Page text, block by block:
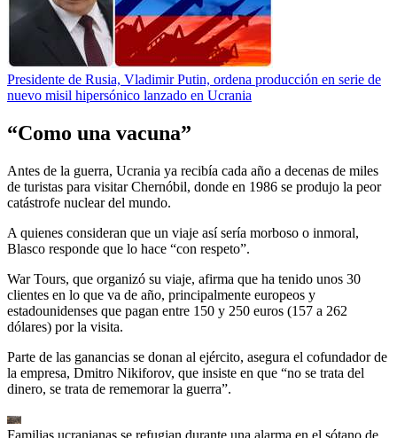
Presidente de Rusia, Vladimir Putin, ordena producción en serie de
nuevo misil hipersónico lanzado en Ucrania
“Como una vacuna”
Antes de la guerra, Ucrania ya recibía cada año a decenas de miles
de turistas para visitar Chernóbil, donde en 1986 se produjo la peor
catástrofe nuclear del mundo.
A quienes consideran que un viaje así sería morboso o inmoral,
Blasco responde que lo hace “con respeto”.
War Tours, que organizó su viaje, afirma que ha tenido unos 30
clientes en lo que va de año, principalmente europeos y
estadounidenses que pagan entre 150 y 250 euros (157 a 262
dólares) por la visita.
Parte de las ganancias se donan al ejército, asegura el cofundador de
la empresa, Dmitro Nikiforov, que insiste en que “no se trata del
dinero, se trata de rememorar la guerra”.
Familias ucranianas se refugian durante una alarma en el sótano de